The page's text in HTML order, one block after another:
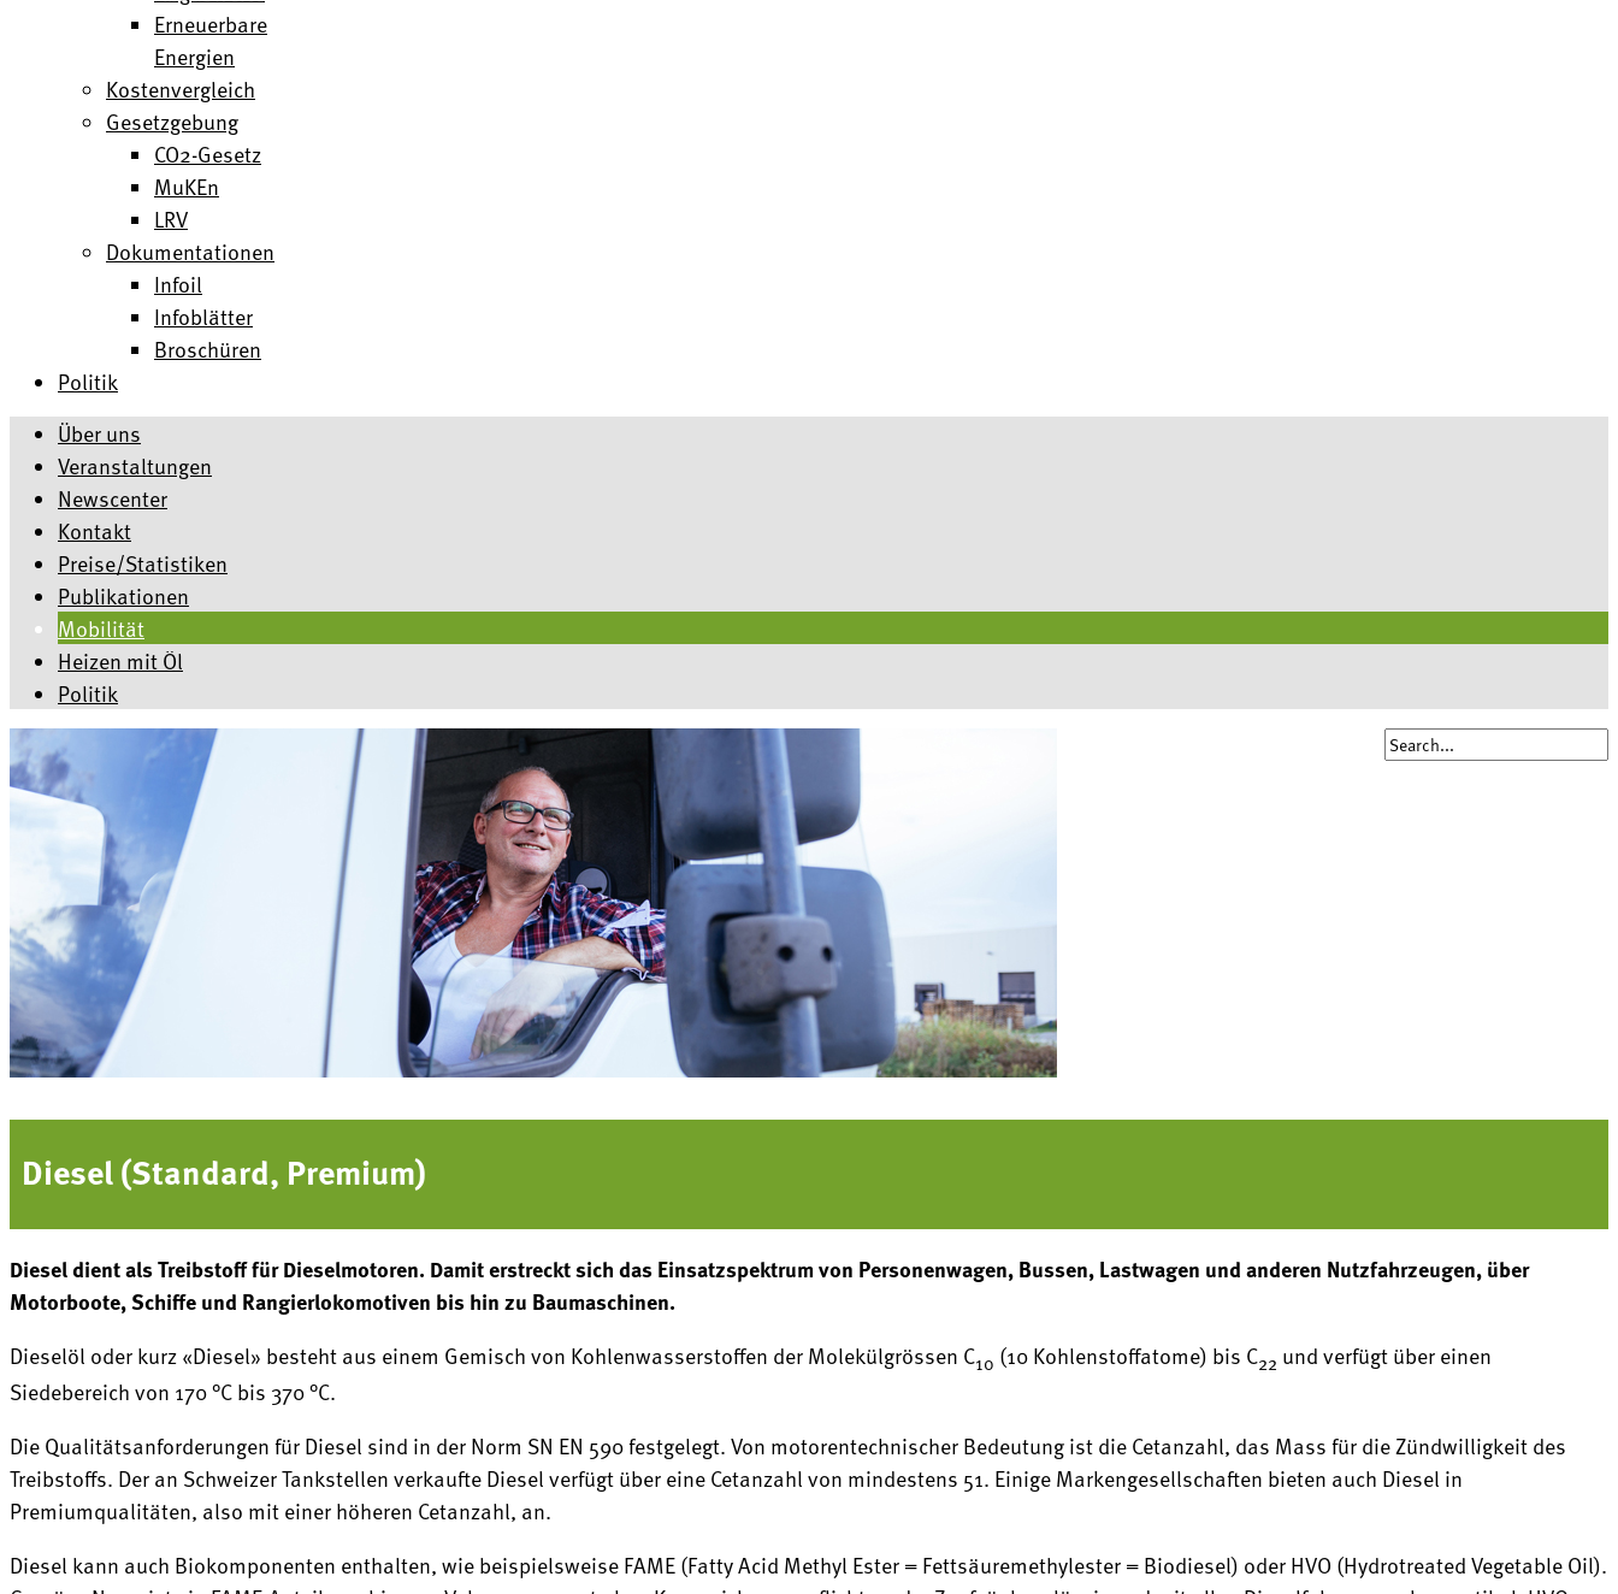
Erneuerbare
Energien
Kostenvergleich
Gesetzgebung
CO2-Gesetz
MuKEn
LRV
Dokumentationen
Infoil
Infoblätter
Broschüren
Politik
Über uns
Veranstaltungen
Newscenter
Kontakt
Preise/Statistiken
Publikationen
Mobilität
Heizen mit Öl
Politik
Diesel (Standard, Premium)
Diesel dient als Treibstoff für Dieselmotoren. Damit erstreckt sich das Einsatzspektrum von Personenwagen, Bussen, Lastwagen und anderen Nutzfahrzeugen, über
Motorboote, Schiffe und Rangierlokomotiven bis hin zu Baumaschinen.
Dieselöl oder kurz «Diesel» besteht aus einem Gemisch von Kohlenwasserstoffen der Molekülgrössen C10 (10 Kohlenstoffatome) bis C22 und verfügt über einen
Siedebereich von 170 °C bis 370 °C.
Die Qualitätsanforderungen für Diesel sind in der Norm SN EN 590 festgelegt. Von motorentechnischer Bedeutung ist die Cetanzahl, das Mass für die Zündwilligkeit des
Treibstoffs. Der an Schweizer Tankstellen verkaufte Diesel verfügt über eine Cetanzahl von mindestens 51. Einige Markengesellschaften bieten auch Diesel in
Premiumqualitäten, also mit einer höheren Cetanzahl, an.
Diesel kann auch Biokomponenten enthalten, wie beispielsweise FAME (Fatty Acid Methyl Ester = Fettsäuremethylester = Biodiesel) oder HVO (Hydrotreated Vegetable Oil).